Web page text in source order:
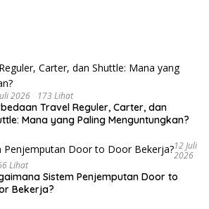
2026 173 Lihat
Travel Reguler, Carter, dan
Mana yang Paling Menguntungkan?
12 Juli
2026
Lihat
Sistem Penjemputan Door to
Bekerja?